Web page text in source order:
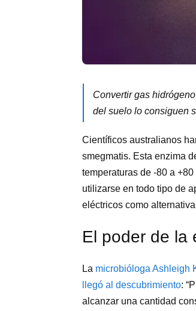
Convertir gas
del suelo lo consiguen
Científicos australianos
smegmatis. Esta enzima
temperaturas de -80 a
utilizarse en todo tipo de
eléctricos como
El poder de la
La microbióloga Ashleigh
llegó al descubrimiento:
alcanzar una cantidad